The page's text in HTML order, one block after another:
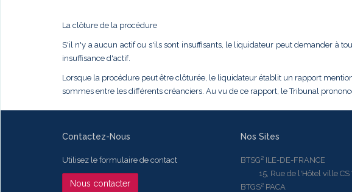
La clôture de la procédure
S'il n'y a aucun actif ou s'ils sont insuffisants, le liquidateur peut demander à
insuffisance d'actif.
Lorsque la procédure peut être clôturée, le liquidateur établit un rapport
sommes entre les différents créanciers. Au vu de ce rapport, le Tribunal
Contactez-Nous
Utilisez le formulaire de contact
Nous contacter
Nos Sites
BTSG² ILE-DE-FRANCE
15, Rue de l'Hôtel ville CS
BTGS² PACA